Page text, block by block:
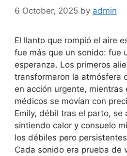
6 October, 2025 by admin
El llanto que rompió el aire
fue más que un sonido: fue
esperanza. Los primeros
transformaron la atmósfera
en acción urgente, mientras
médicos se movían con
Emily, débil tras el parto, se
sintiendo calor y consuelo
los débiles pero
Cada sonido era prueba de